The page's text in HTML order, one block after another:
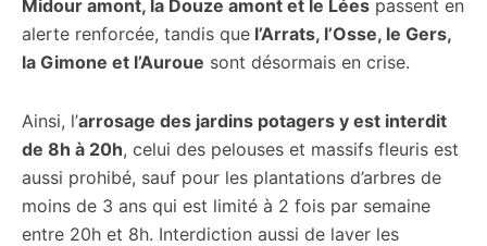
Midour amont, la Douze amont et le Lées passent en
alerte renforcée, tandis que l’Arrats, l’Osse, le Gers,
la Gimone et l’Auroue sont désormais en crise.
Ainsi, l’arrosage des jardins potagers y est interdit
de 8h à 20h, celui des pelouses et massifs fleuris est
aussi prohibé, sauf pour les plantations d’arbres de
moins de 3 ans qui est limité à 2 fois par semaine
entre 20h et 8h. Interdiction aussi de laver les